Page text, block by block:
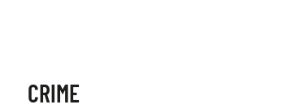
CRIME